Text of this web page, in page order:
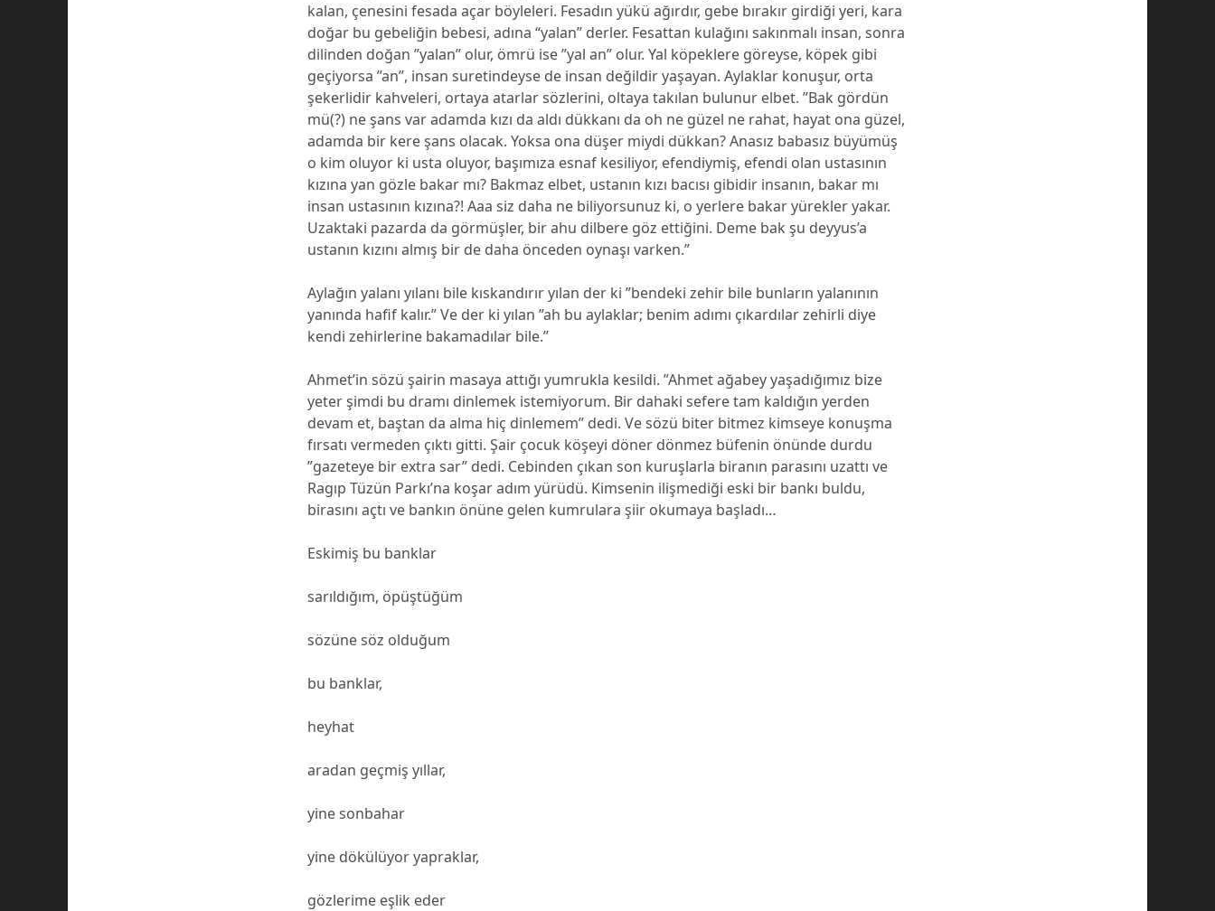
kalan, çenesini fesada açar böyleleri. Fesadın yükü ağırdır, gebe bırakır girdiği yeri, kara
doğar bu gebeliğin bebesi, adına “yalan” derler. Fesattan kulağını sakınmalı insan, sonra
dilinden doğan ”yalan” olur, ömrü ise ”yal an” olur. Yal köpeklere göreyse, köpek gibi
geçiyorsa ”an”, insan suretindeyse de insan değildir yaşayan. Aylaklar konuşur, orta
şekerlidir kahveleri, ortaya atarlar sözlerini, oltaya takılan bulunur elbet. ”Bak gördün
mü(?) ne şans var adamda kızı da aldı dükkanı da oh ne güzel ne rahat, hayat ona güzel,
adamda bir kere şans olacak. Yoksa ona düşer miydi dükkan? Anasız babasız büyümüş
o kim oluyor ki usta oluyor, başımıza esnaf kesiliyor, efendiymiş, efendi olan ustasının
kızına yan gözle bakar mı? Bakmaz elbet, ustanın kızı bacısı gibidir insanın, bakar mı
insan ustasının kızına?! Aaa siz daha ne biliyorsunuz ki, o yerlere bakar yürekler yakar.
Uzaktaki pazarda da görmüşler, bir ahu dilbere göz ettiğini. Deme bak şu deyyus’a
ustanın kızını almış bir de daha önceden oynaşı varken.”
Aylağın yalanı yılanı bile kıskandırır yılan der ki ”bendeki zehir bile bunların yalanının
yanında hafif kalır.” Ve der ki yılan ”ah bu aylaklar; benim adımı çıkardılar zehirli diye
kendi zehirlerine bakamadılar bile.”
Ahmet’in sözü şairin masaya attığı yumrukla kesildi. ”Ahmet ağabey yaşadığımız bize
yeter şimdi bu dramı dinlemek istemiyorum. Bir dahaki sefere tam kaldığın yerden
devam et, baştan da alma hiç dinlemem” dedi. Ve sözü biter bitmez kimseye konuşma
fırsatı vermeden çıktı gitti. Şair çocuk köşeyi döner dönmez büfenin önünde durdu
”gazeteye bir extra sar” dedi. Cebinden çıkan son kuruşlarla biranın parasını uzattı ve
Ragıp Tüzün Parkı’na koşar adım yürüdü. Kimsenin ilişmediği eski bir bankı buldu,
birasını açtı ve bankın önüne gelen kumrulara şiir okumaya başladı…
Eskimiş bu banklar
sarıldığım, öpüştüğüm
sözüne söz olduğum
bu banklar,
heyhat
aradan geçmiş yıllar,
yine sonbahar
yine dökülüyor yapraklar,
gözlerime eşlik eder